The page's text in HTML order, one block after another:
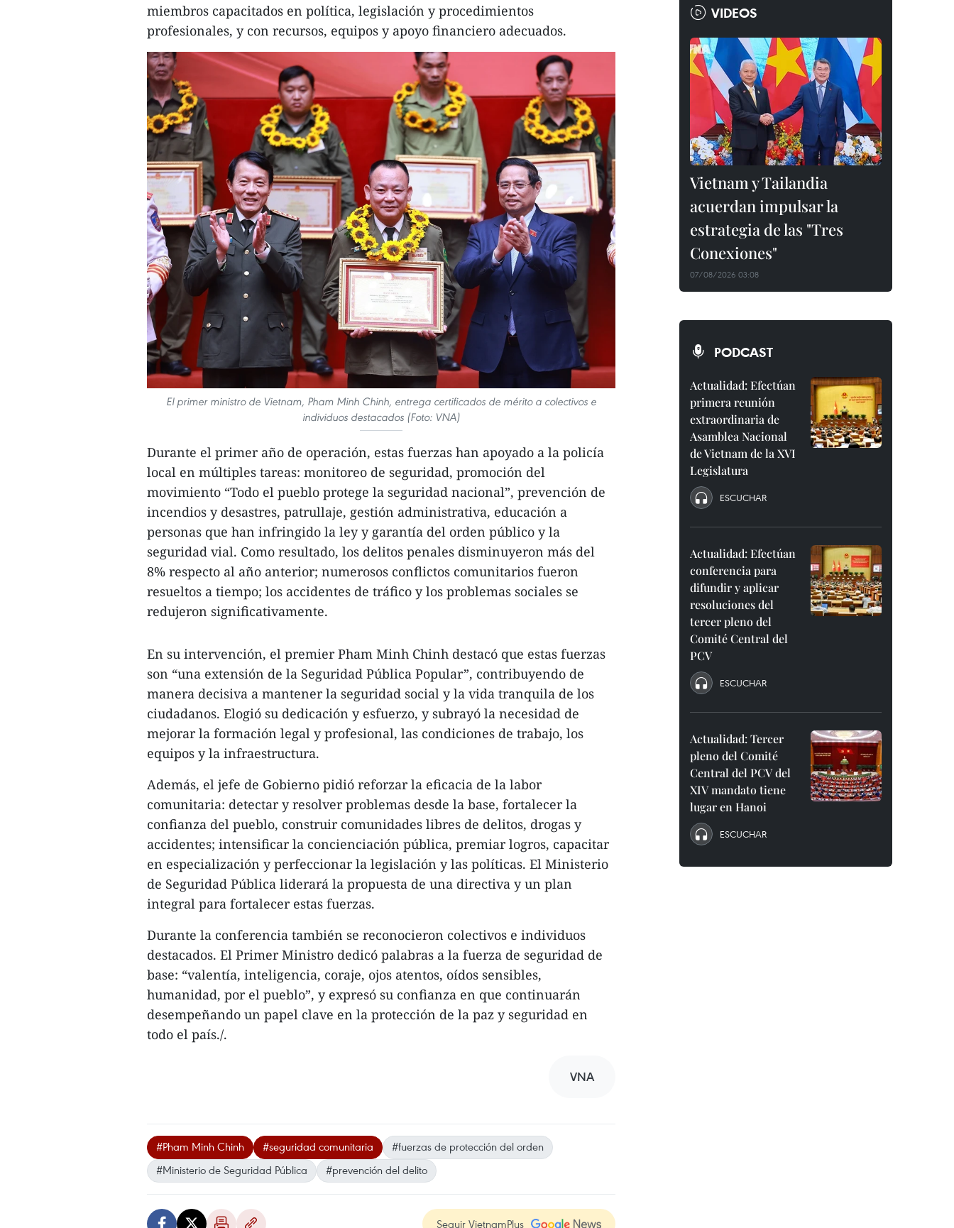
miembros capacitados en política, legislación y procedimientos
profesionales, y con recursos, equipos y apoyo financiero adecuados.
El primer ministro de Vietnam, Pham Minh Chinh, entrega certificados de mérito a colectivos e
individuos destacados (Foto: VNA)
Durante el primer año de operación, estas fuerzas han apoyado a la policía
local en múltiples tareas: monitoreo de seguridad, promoción del
movimiento “Todo el pueblo protege la seguridad nacional”, prevención de
incendios y desastres, patrullaje, gestión administrativa, educación a
personas que han infringido la ley y garantía del orden público y la
seguridad vial. Como resultado, los delitos penales disminuyeron más del
8% respecto al año anterior; numerosos conflictos comunitarios fueron
resueltos a tiempo; los accidentes de tráfico y los problemas sociales se
redujeron significativamente.
En su intervención, el premier Pham Minh Chinh destacó que estas fuerzas
son “una extensión de la Seguridad Pública Popular”, contribuyendo de
manera decisiva a mantener la seguridad social y la vida tranquila de los
ciudadanos. Elogió su dedicación y esfuerzo, y subrayó la necesidad de
mejorar la formación legal y profesional, las condiciones de trabajo, los
equipos y la infraestructura.
Además, el jefe de Gobierno pidió reforzar la eficacia de la labor
comunitaria: detectar y resolver problemas desde la base, fortalecer la
confianza del pueblo, construir comunidades libres de delitos, drogas y
accidentes; intensificar la concienciación pública, premiar logros, capacitar
en especialización y perfeccionar la legislación y las políticas. El Ministerio
de Seguridad Pública liderará la propuesta de una directiva y un plan
integral para fortalecer estas fuerzas.
Durante la conferencia también se reconocieron colectivos e individuos
destacados. El Primer Ministro dedicó palabras a la fuerza de seguridad de
base: “valentía, inteligencia, coraje, ojos atentos, oídos sensibles,
humanidad, por el pueblo”, y expresó su confianza en que continuarán
desempeñando un papel clave en la protección de la paz y seguridad en
todo el país./.
VNA
#Pham Minh Chinh #seguridad comunitaria
#fuerzas de protección del orden
#Ministerio de Seguridad Pública
#prevención del delito
Seguir VietnamPlus
VIDEOS
Vietnam y Tailandia
acuerdan impulsar la
estrategia de las "Tres
Conexiones"
07/08/2026 03:08
PODCAST
Actualidad: Efectúan
primera reunión
extraordinaria de
Asamblea Nacional
de Vietnam de la XVI
Legislatura
ESCUCHAR
Actualidad: Efectúan
conferencia para
difundir y aplicar
resoluciones del
tercer pleno del
Comité Central del
PCV
ESCUCHAR
Actualidad: Tercer
pleno del Comité
Central del PCV del
XIV mandato tiene
lugar en Hanoi
ESCUCHAR